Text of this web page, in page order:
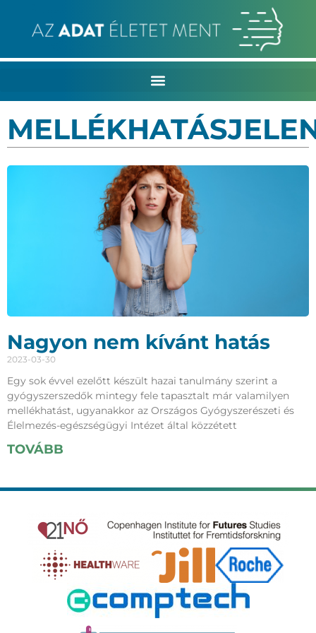
Nagyon nem kívánt hatás
2023-03-30
Egy sok évvel ezelőtt készült hazai tanulmány szerint a
gyógyszerszedők mintegy fele tapasztalt már valamilyen
mellékhatást, ugyanakkor az Országos Gyógyszerészeti és
Élelmezés-egészségügyi Intézet által közzétett
TOVÁBB